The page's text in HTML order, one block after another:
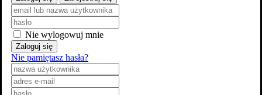
Nie wylogowuj mnie
Zaloguj się
Nie pamiętasz hasła?